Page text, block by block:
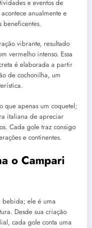
e eventos de
anualmente e
beneficentes.
vibrante, resultado
vermelho intenso. Essa
é elaborada a partir
de cochonilha, um
que apenas um coquetel;
italiana de apreciar
Cada gole traz consigo
e continentes.
o Campari
bebida; ele é uma
Desde sua criação
cada gole conta uma